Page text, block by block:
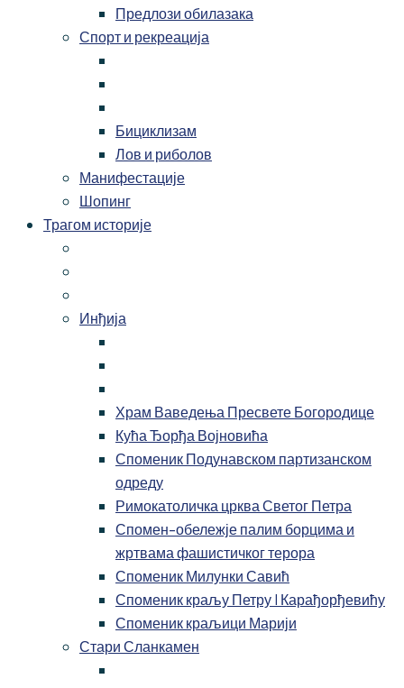
Предлози обилазака
Спорт и рекреација
Бициклизам
Лов и риболов
Манифестације
Шопинг
Трагом историје
Инђија
Храм Ваведења Пресвете Богородице
Кућа Ђорђа Војновића
Споменик Подунавском партизанском
одреду
Римокатоличка црква Светог Петра
Спомен-обележје палим борцима и
жртвама фашистичког терора
Споменик Милунки Савић
Споменик краљу Петру I Карађорђевићу
Споменик краљици Марији
Стари Сланкамен